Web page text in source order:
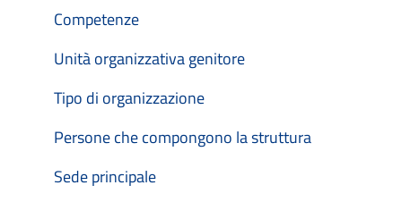
Competenze
Unità organizzativa genitore
Tipo di organizzazione
Persone che compongono la struttura
Sede principale